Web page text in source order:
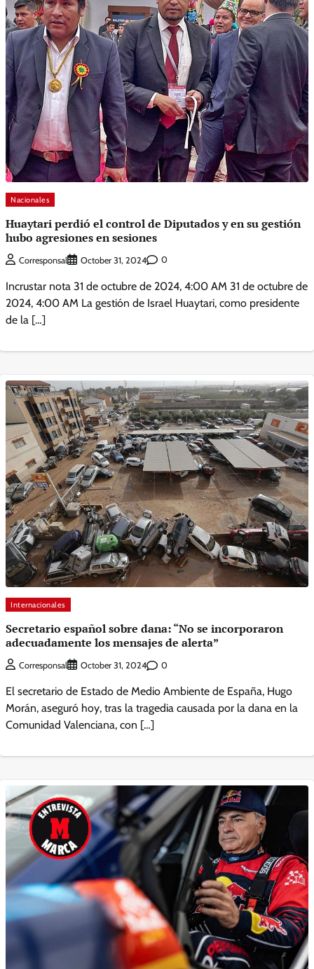
Nacionales
Huaytari perdió el control de Diputados y en su gestión
hubo agresiones en sesiones
Corresponsal October 31, 2024 0
Incrustar nota 31 de octubre de 2024, 4:00 AM 31 de octubre de
2024, 4:00 AM La gestión de Israel Huaytari, como presidente
de la […]
Internacionales
Secretario español sobre dana: “No se incorporaron
adecuadamente los mensajes de alerta”
Corresponsal October 31, 2024 0
El secretario de Estado de Medio Ambiente de España, Hugo
Morán, aseguró hoy, tras la tragedia causada por la dana en la
Comunidad Valenciana, con […]